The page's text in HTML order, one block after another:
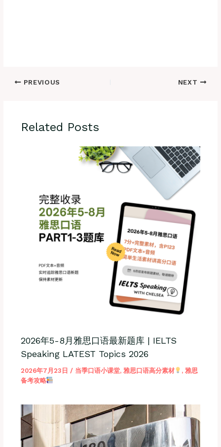
PREVIOUS NEXT
Related Posts
2026年5-8月雅思口语最新题库 | IELTS
Speaking LATEST Topics 2026
2026年7月23日 / 当季口语小课堂, 雅思口语高分素材 , 雅思
备考攻略